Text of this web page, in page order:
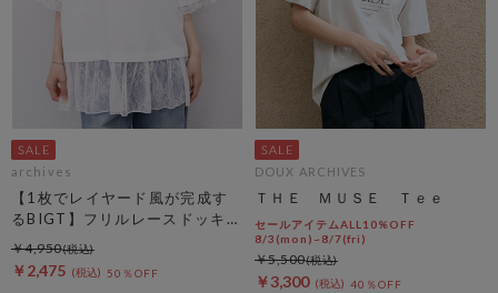
archives
【1枚でレイヤード風が完成す
るBIGT】フリルレースドッキン
グＢＩＧＴＥＥ
￥2,475 50％OFF
￥4,950
DOUX ARCHIVES
ＴＨＥ ＭＵＳＥ Ｔｅｅ
セールアイテムALL10%OFF
8/3(mon)~8/7(fri)
￥3,300 40％OFF
￥5,500